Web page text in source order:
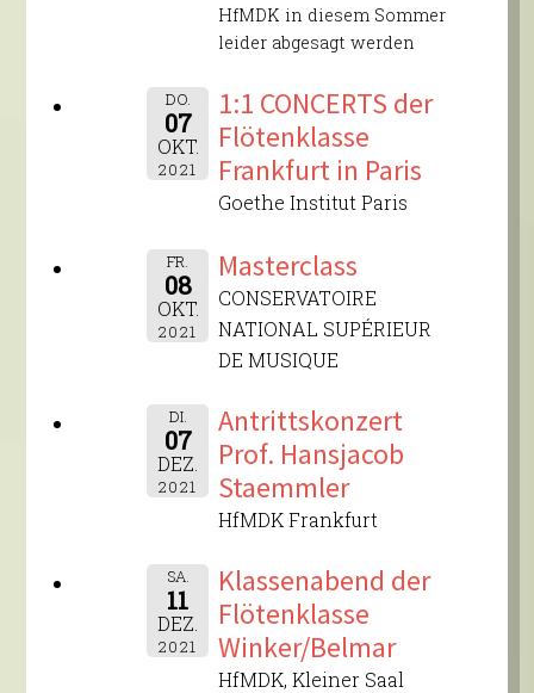
HfMDK in diesem Sommer
leider abgesagt werden
DO.
07
OKT.
2021
1:1 CONCERTS der
Flötenklasse
Frankfurt in Paris
Goethe Institut Paris
FR.
08
OKT.
2021
Masterclass
CONSERVATOIRE
NATIONAL SUPÉRIEUR
DE MUSIQUE
DI.
07
DEZ.
2021
Antrittskonzert
Prof. Hansjacob
Staemmler
HfMDK Frankfurt
SA.
11
DEZ.
2021
Klassenabend der
Flötenklasse
Winker/Belmar
HfMDK, Kleiner Saal